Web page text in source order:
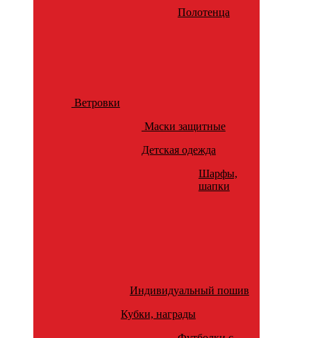
Полотенца
Ветровки
Маски защитные
Детская одежда
Шарфы,
шапки
Индивидуальный пошив
Кубки, награды